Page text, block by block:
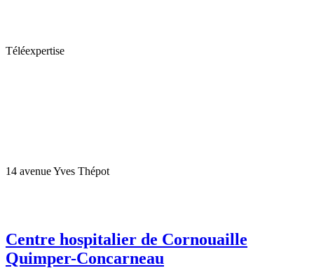
Téléexpertise
14 avenue Yves Thépot
Centre hospitalier de Cornouaille
Quimper-Concarneau